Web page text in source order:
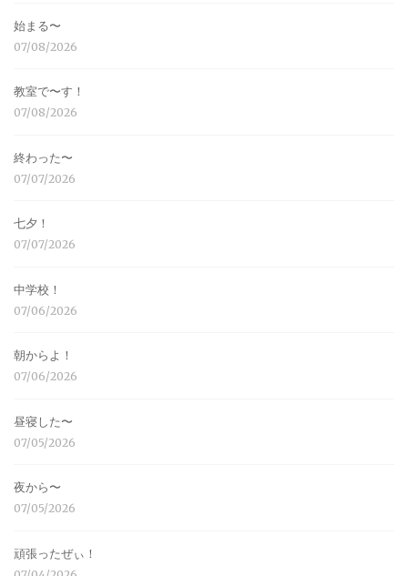
始まる〜
07/08/2026
教室で〜す！
07/08/2026
終わった〜
07/07/2026
七夕！
07/07/2026
中学校！
07/06/2026
朝からよ！
07/06/2026
昼寝した〜
07/05/2026
夜から〜
07/05/2026
頑張ったぜぃ！